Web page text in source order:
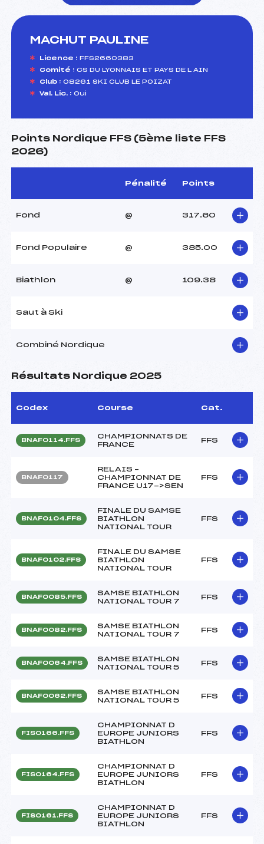
MACHUT PAULINE
Licence : FFS2660383
Comité : CS DU LYONNAIS ET PAYS DE L AIN
Club : 08261 SKI CLUB LE POIZAT
Val. Lic. : Oui
Points Nordique FFS (5ème liste FFS
2026)
Pénalité Points
Fond @ 317.60
Fond Populaire @ 385.00
Biathlon @ 109.38
Saut à Ski
Combiné Nordique
Résultats Nordique 2025
Codex Course Cat.
BNAF0114.FFS
CHAMPIONNATS DE
FRANCE
FFS
BNAF0117
RELAIS –
CHAMPIONNAT DE
FRANCE U17->SEN
FFS
BNAF0104.FFS
FINALE DU SAMSE
BIATHLON
NATIONAL TOUR
FFS
BNAF0102.FFS
FINALE DU SAMSE
BIATHLON
NATIONAL TOUR
FFS
BNAF0085.FFS
SAMSE BIATHLON
NATIONAL TOUR 7
FFS
BNAF0082.FFS
SAMSE BIATHLON
NATIONAL TOUR 7
FFS
BNAF0064.FFS
SAMSE BIATHLON
NATIONAL TOUR 5
FFS
BNAF0062.FFS
SAMSE BIATHLON
NATIONAL TOUR 5
FFS
FIS0166.FFS
CHAMPIONNAT D
EUROPE JUNIORS
BIATHLON
FFS
FIS0164.FFS
CHAMPIONNAT D
EUROPE JUNIORS
BIATHLON
FFS
FIS0161.FFS
CHAMPIONNAT D
EUROPE JUNIORS
BIATHLON
FFS